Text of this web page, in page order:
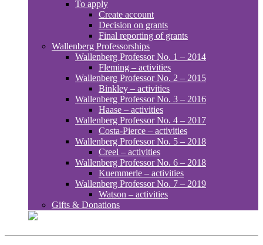
To apply
Create account
Decision on grants
Final reporting of grants
Wallenberg Professorships
Wallenberg Professor No. 1 – 2014
Fleming – activities
Wallenberg Professor No. 2 – 2015
Binkley – activities
Wallenberg Professor No. 3 – 2016
Haase – activities
Wallenberg Professor No. 4 – 2017
Costa-Pierce – activities
Wallenberg Professor No. 5 – 2018
Creel – activities
Wallenberg Professor No. 6 – 2018
Kuemmerle – activities
Wallenberg Professor No. 7 – 2019
Watson – activities
Gifts & Donations